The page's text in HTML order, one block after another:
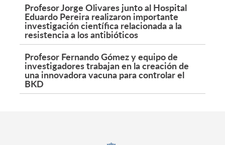
Profesor Jorge Olivares junto al Hospital
Eduardo Pereira realizaron importante
investigación científica relacionada a la
resistencia a los antibióticos
Profesor Fernando Gómez y equipo de
investigadores trabajan en la creación de
una innovadora vacuna para controlar el
BKD